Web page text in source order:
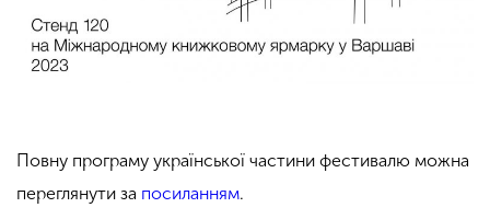
Повну програму української частини фестивалю можна
переглянути за посиланням.